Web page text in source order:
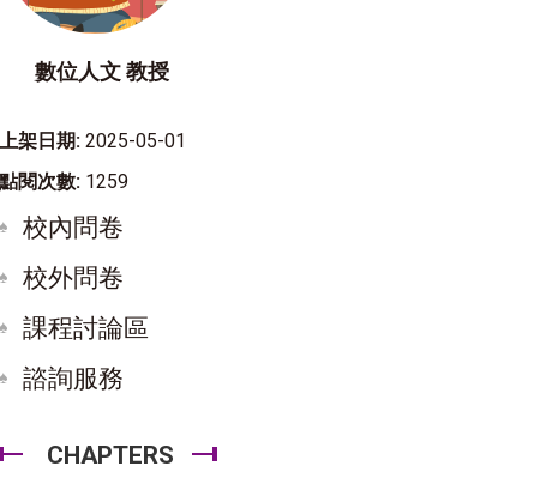
數位人文 教授
上架日期: 2025-05-01
點閱次數: 1259
校內問卷
校外問卷
課程討論區
諮詢服務
CHAPTERS